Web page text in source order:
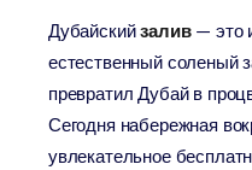
Дубайскийзалив— это
естественный соленый
превратил Дубай в
Сегодня набережная
увлекательное